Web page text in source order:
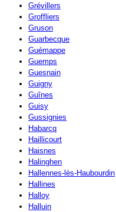
Grévillers
Groffliers
Gruson
Guarbecque
Guémappe
Guemps
Guesnain
Guigny
Guînes
Guisy
Gussignies
Habarcq
Haillicourt
Haisnes
Halinghen
Hallennes-lès-Haubourdin
Hallines
Halloy
Halluin